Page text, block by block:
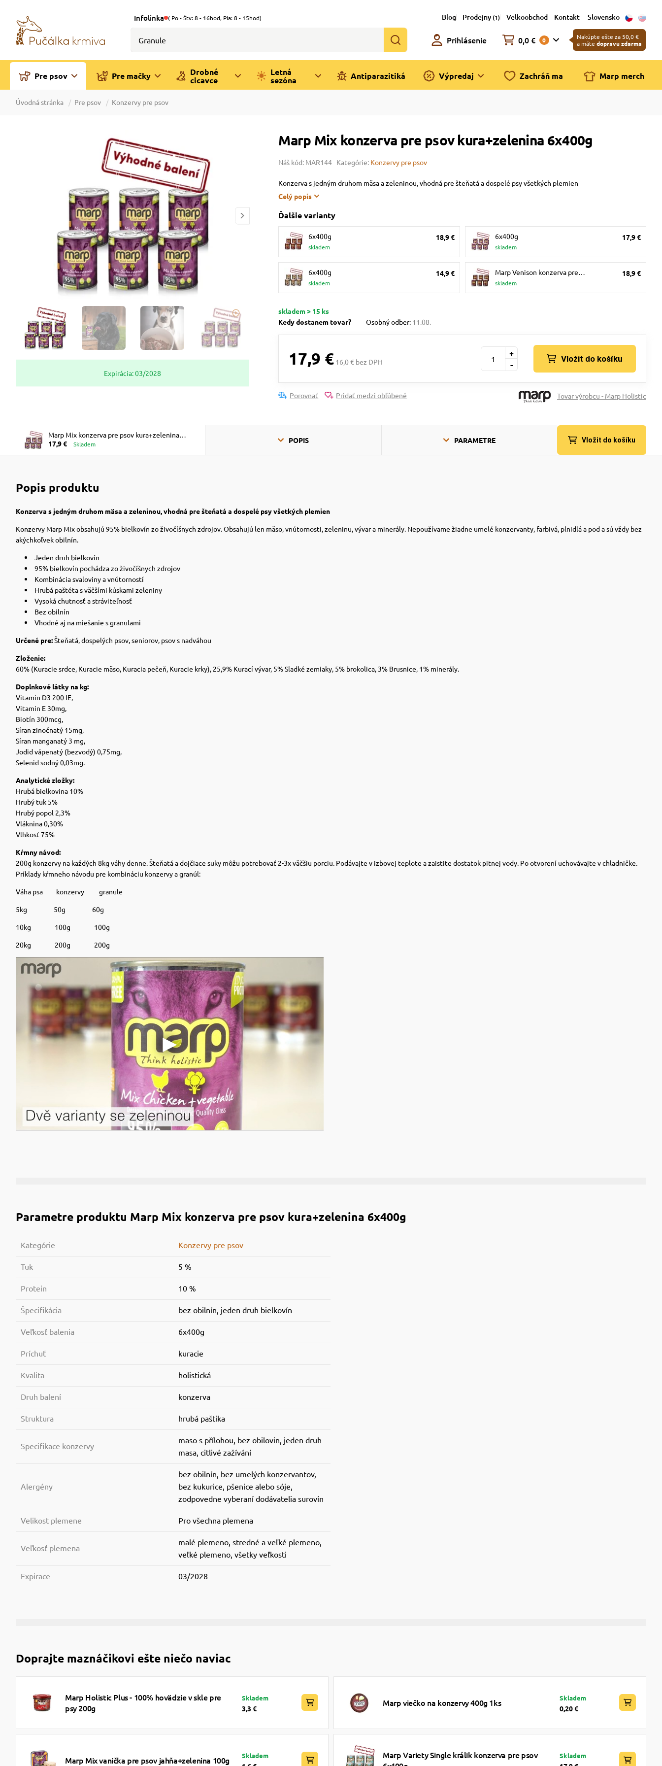
Infolinka ( Po - Štv: 8 - 16hod, Pia: 8 - 15hod) Blog Prodejny (1) Velkoobchod Kontakt Slovensko
Prihlásenie 0,0 € 0
Nakúpte ešte za 50,0 €
a máte dopravu zdarma
Pre psov Pre mačky
Drobné
cicavce
Letná
sezóna
Antiparazitiká Výpredaj Zachráň ma Marp merch
Úvodná stránka Pre psov Konzervy pre psov
Marp Mix konzerva pre psov kura+zelenina 6x400g
Náš kód: MAR144 Kategórie: Konzervy pre psov
Konzerva s jedným druhom mäsa a zeleninou, vhodná pre šteňatá a dospelé psy všetkých plemien
Celý popis
Ďalšie varianty
6x400g
skladem
18,9 € 6x400g
skladem
17,9 €
6x400g
skladem
14,9 € Marp Venison konzerva pre…
skladem
18,9 €
skladem > 15 ks
Kedy dostanem tovar?
Osobný odber: 11.08.
17,9 € 16,0 € bez DPH -
+
Vložit do košíku
Porovnať Pridať medzi obľúbené Tovar výrobcu - Marp Holistic
Expirácia: 03/2028
Marp Mix konzerva pre psov kura+zelenina
6x400g
17,9 € Skladem POPIS PARAMETRE Vložit do košíku
Popis produktu
Konzerva s jedným druhom mäsa a zeleninou, vhodná pre šteňatá a dospelé psy všetkých plemien
Konzervy Marp Mix obsahujú 95% bielkovín zo živočíšnych zdrojov. Obsahujú len mäso, vnútornosti, zeleninu, vývar a minerály. Nepoužívame žiadne umelé konzervanty, farbivá, plnidlá a pod a sú vždy bez
akýchkoľvek obilnín.
Jeden druh bielkovín
95% bielkovín pochádza zo živočíšnych zdrojov
Kombinácia svaloviny a vnútorností
Hrubá paštéta s väčšími kúskami zeleniny
Vysoká chutnosť a stráviteľnosť
Bez obilnín
Vhodné aj na miešanie s granulami
Určené pre:Šteňatá, dospelých psov, seniorov, psov s nadváhou
Zloženie:
60% (Kuracie srdce, Kuracie mäso, Kuracia pečeň, Kuracie krky), 25,9% Kurací vývar, 5% Sladké zemiaky, 5% brokolica, 3% Brusnice, 1% minerály.
Doplnkové látky na kg:
Vitamin D3 200 IE,
Vitamin E 30mg,
Biotín 300mcg,
Síran zinočnatý 15mg,
Síran manganatý 3 mg,
Jodid vápenatý (bezvodý) 0,75mg,
Selenid sodný 0,03mg.
Analytické zložky:
Hrubá bielkovina 10%
Hrubý tuk 5%
Hrubý popol 2,3%
Vláknina 0,30%
Vlhkosť 75%
Kŕmny návod:
200g konzervy na každých 8kg váhy denne. Šteňatá a dojčiace suky môžu potrebovať 2-3x väčšiu porciu. Podávajte v izbovej teplote a zaistite dostatok pitnej vody. Po otvorení uchovávajte v chladničke.
Príklady kŕmneho návodu pre kombináciu konzervy a granúl:
Váha psa konzervy granule
5kg 50g 60g
10kg 100g 100g
20kg 200g 200g
Parametre produktu Marp Mix konzerva pre psov kura+zelenina 6x400g
Kategórie Konzervy pre psov
Tuk 5 %
Protein 10 %
Špecifikácia bez obilnín, jeden druh bielkovín
Veľkosť balenia 6x400g
Príchuť kuracie
Kvalita holistická
Druh balení konzerva
Struktura hrubá paštika
Specifikace konzervy
maso s přílohou, bez obilovin, jeden druh
masa, citlivé zažívání
Alergény
bez obilnín, bez umelých konzervantov,
bez kukurice, pšenice alebo sóje,
zodpovedne vyberaní dodávatelia surovín
Velikost plemene Pro všechna plemena
Veľkosť plemena
malé plemeno, stredné a veľké plemeno,
veľké plemeno, všetky veľkosti
Expirace 03/2028
Doprajte maznáčikovi ešte niečo naviac
Marp Holistic Plus - 100% hovädzie v skle pre
psy 200g
Skladem
3,3 €
Marp viečko na konzervy 400g 1ks Skladem
0,20 €
Marp Mix vanička pre psov jahňa+zelenina 100g Skladem
Marp Variety Single králik konzerva pre psov
Skladem